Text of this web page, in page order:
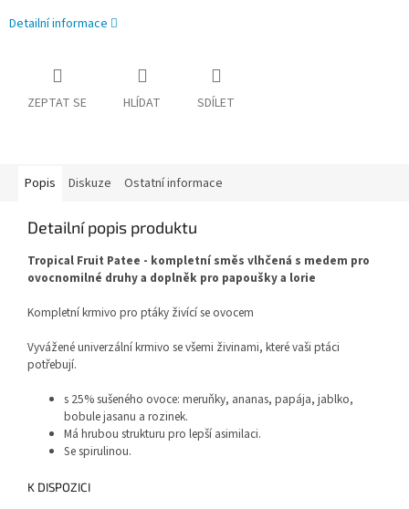
Detailní informace
ZEPTAT SE HLÍDAT SDÍLET
Popis Diskuze Ostatní informace
Detailní popis produktu
Tropical Fruit Patee - kompletní směs vlhčená s medem pro
ovocnomilné druhy a doplněk pro papoušky a lorie
Kompletní krmivo pro ptáky živící se ovocem
Vyvážené univerzální krmivo se všemi živinami, které vaši ptáci
potřebují.
s 25% sušeného ovoce: meruňky, ananas, papája, jablko,
bobule jasanu a rozinek.
Má hrubou strukturu pro lepší asimilaci.
Se spirulinou.
K DISPOZICI